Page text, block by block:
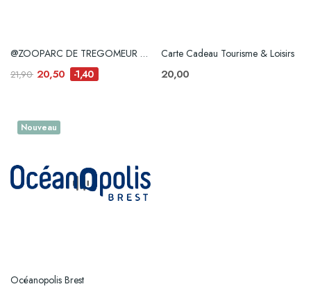
@ZOOPARC DE TREGOMEUR e-billet
21,90 20,50 -1,40
Carte Cadeau Tourisme & Loisirs
20,00
Nouveau
Océanopolis Brest